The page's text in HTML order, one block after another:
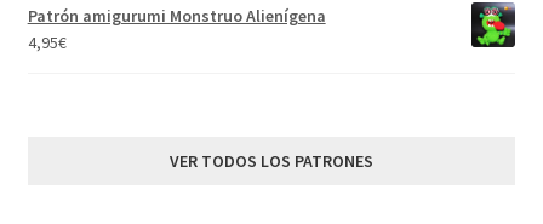
Patrón amigurumi Monstruo Alienígena
4,95€
VER TODOS LOS PATRONES